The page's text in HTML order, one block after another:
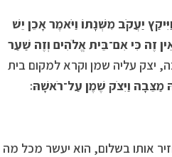
יַעֲקֹב מִשְּׁנָתוֹ וַיֹּאמֶר אָכֵן יֵשׁ
זֶה כִּי אִם־בֵּית אֱלֹהִים וְזֶה שַׁעַר
יצק עליה שמן וקרא למקום בית
מַצֵּבָה וַיִּצֹק שֶׁמֶן עַל־רֹאשָׁהּ׃
אותו בשלום, הוא יעשר מכל מה